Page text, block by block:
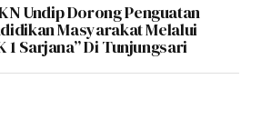
Undip Dorong Penguatan
Masyarakat Melalui
1 Sarjana” Di Tunjungsari